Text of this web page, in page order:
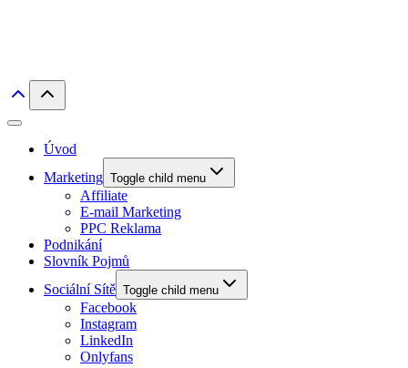
Úvod
Marketing Toggle child menu
Affiliate
E-mail Marketing
PPC Reklama
Podnikání
Slovník Pojmů
Sociální Sítě Toggle child menu
Facebook
Instagram
LinkedIn
Onlyfans